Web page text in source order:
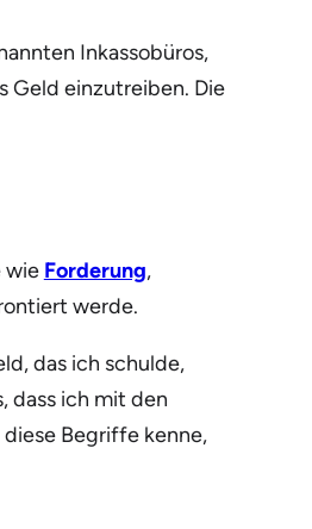
Inkassobüros,
Geld einzutreiben. Die
wie Forderung,
werde.
das ich schulde,
dass ich mit den
Begriffe kenne,